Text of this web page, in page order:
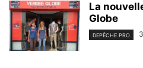
La
Globe
DEPÊCHE PRO